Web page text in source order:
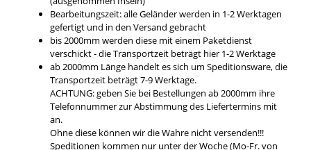
Bearbeitungszeit: alle Geländer werden in 1-2 Werktagen
gefertigt und in den Versand gebracht
bis 2000mm werden diese mit einem Paketdienst
verschickt - die Transportzeit beträgt hier 1-2 Werktage
ab 2000mm Länge handelt es sich um Speditionsware, die
Transportzeit beträgt 7-9 Werktage.
ACHTUNG: geben Sie bei Bestellungen ab 2000mm ihre
Telefonnummer zur Abstimmung des Liefertermins mit
an.
Ohne diese können wir die Wahre nicht versenden!!!
Speditionen kommen nur unter der Woche (Mo-Fr. von